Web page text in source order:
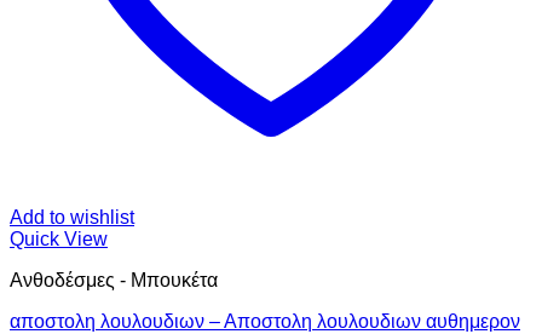
Add to wishlist
Quick View
Ανθοδέσμες - Μπουκέτα
αποστολη λουλουδιων – Αποστολη λουλουδιων αυθημερον